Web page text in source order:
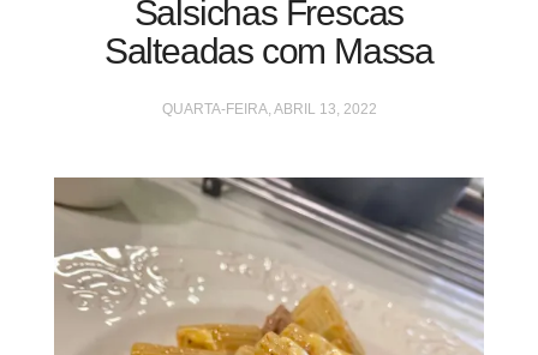
Salsichas Frescas
Salteadas com Massa
QUARTA-FEIRA, ABRIL 13, 2022